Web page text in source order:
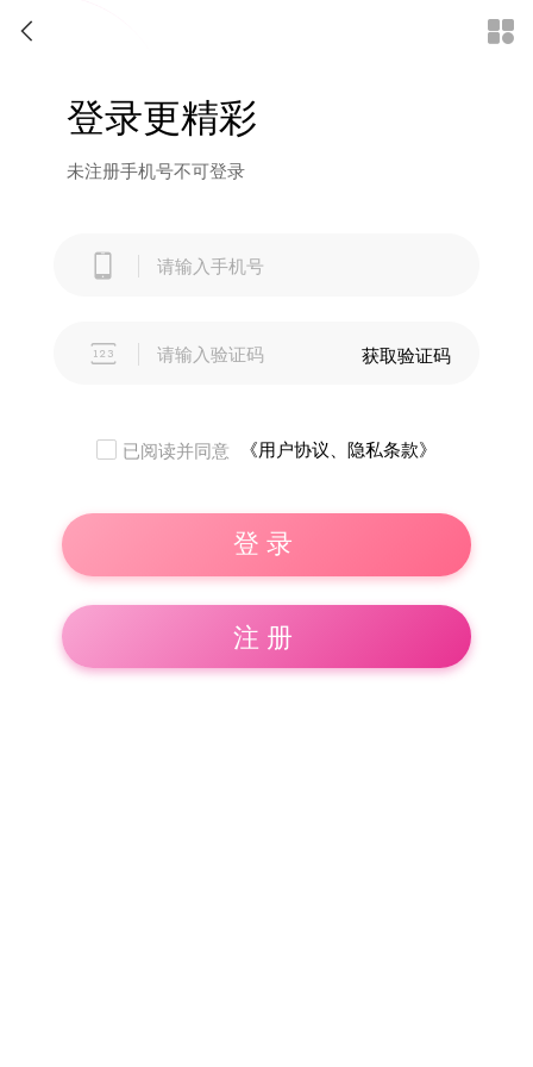

登录更精彩
未注册手机号不可登录
 获取验证码
已阅读并同意 《用户协议、隐私条款》
登录
注册
